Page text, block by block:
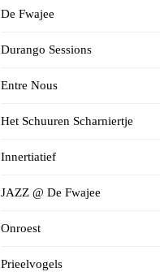
De Fwajee
Durango Sessions
Entre Nous
Het Schuuren Scharniertje
Innertiatief
JAZZ @ De Fwajee
Onroest
Prieelvogels